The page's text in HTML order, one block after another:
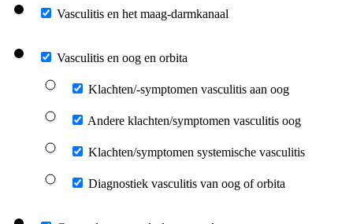
Vasculitis en het maag-darmkanaal
Vasculitis en oog en orbita
Klachten/-symptomen vasculitis aan oog
Andere klachten/symptomen vasculitis oog
Klachten/symptomen systemische vasculitis
Diagnostiek vasculitis van oog of orbita